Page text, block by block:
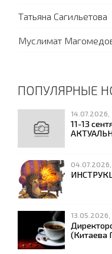
Татьяна Сагильетова
Муслимат
ПОПУЛЯРНЫЕ
14.07.2026,
11-13
04.07.2026,
13.05.2026,
(Китаева